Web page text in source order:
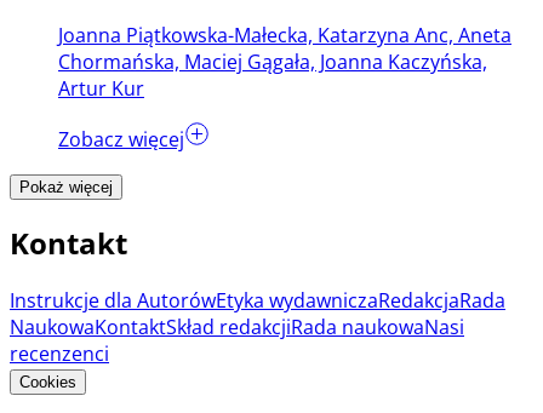
Joanna Piątkowska-Małecka, Katarzyna Anc, Aneta
Chormańska, Maciej Gągała, Joanna Kaczyńska,
Artur Kur
Zobacz więcej
Pokaż więcej
Kontakt
Instrukcje dla AutorówEtyka wydawniczaRedakcjaRada
NaukowaKontaktSkład redakcjiRada naukowaNasi
recenzenci
Cookies